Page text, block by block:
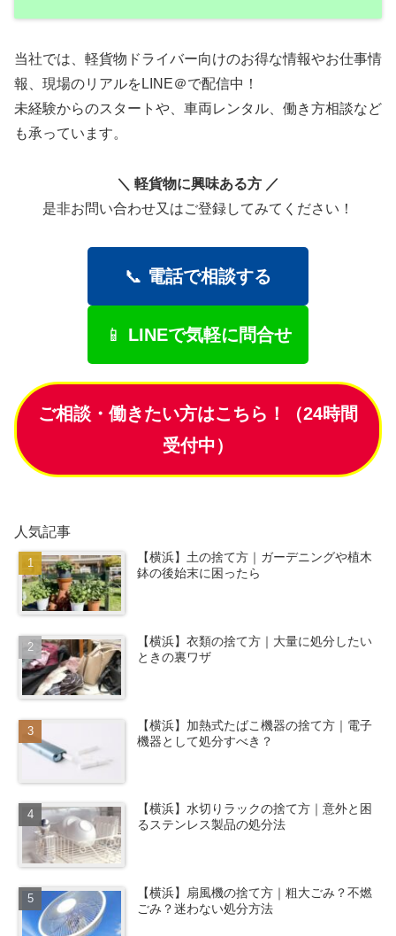
当社では、軽貨物ドライバー向けのお得な情報やお仕事情
報、現場のリアルをLINE＠で配信中！
未経験からのスタートや、車両レンタル、働き方相談など
も承っています。
＼ 軽貨物に興味ある方 ／
是非お問い合わせ又はご登録してみてください！
📞 電話で相談する
📱 LINEで気軽に問合せ
ご相談・働きたい方はこちら！（24時間
受付中）
人気記事
【横浜】土の捨て方｜ガーデニングや植木
鉢の後始末に困ったら
【横浜】衣類の捨て方｜大量に処分したい
ときの裏ワザ
【横浜】加熱式たばこ機器の捨て方｜電子
機器として処分すべき？
【横浜】水切りラックの捨て方｜意外と困
るステンレス製品の処分法
【横浜】扇風機の捨て方｜粗大ごみ？不燃
ごみ？迷わない処分方法